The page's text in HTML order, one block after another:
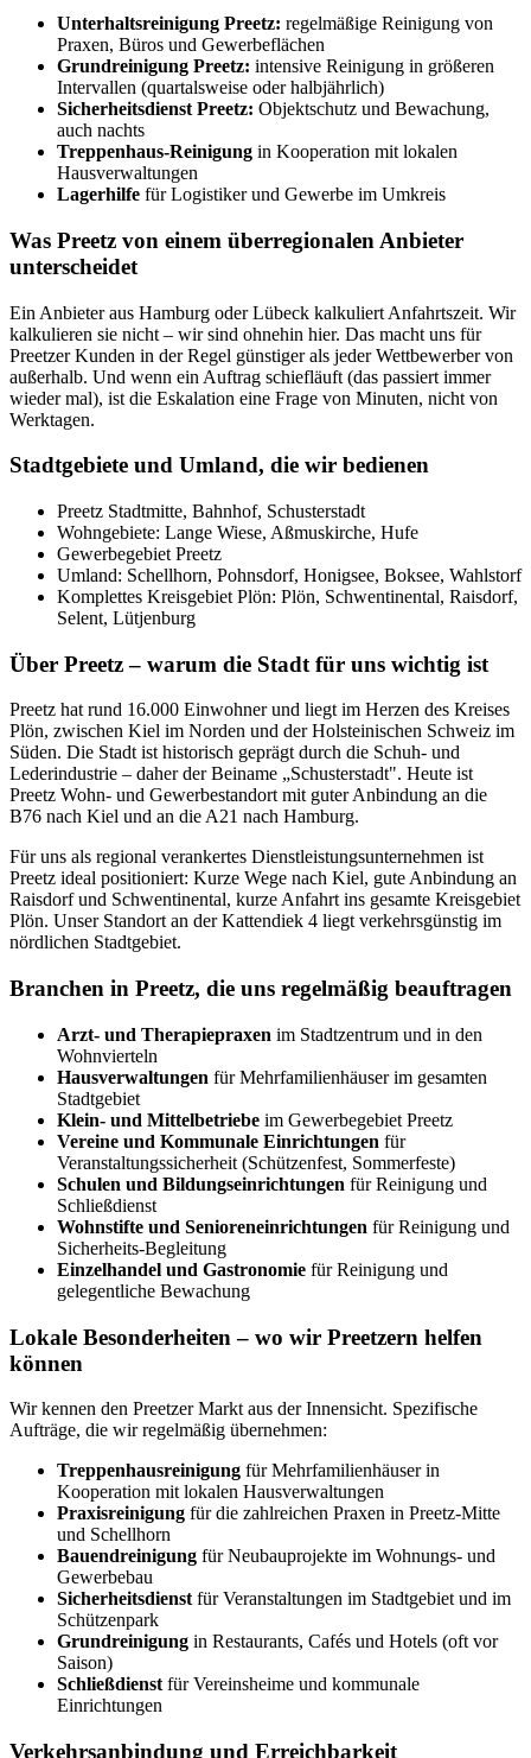
Unterhaltsreinigung Preetz: regelmäßige Reinigung von
Praxen, Büros und Gewerbeflächen
Grundreinigung Preetz: intensive Reinigung in größeren
Intervallen (quartalsweise oder halbjährlich)
Sicherheitsdienst Preetz: Objektschutz und Bewachung,
auch nachts
Treppenhaus-Reinigung in Kooperation mit lokalen
Hausverwaltungen
Lagerhilfe für Logistiker und Gewerbe im Umkreis
Was Preetz von einem überregionalen Anbieter
unterscheidet
Ein Anbieter aus Hamburg oder Lübeck kalkuliert Anfahrtszeit. Wir
kalkulieren sie nicht – wir sind ohnehin hier. Das macht uns für
Preetzer Kunden in der Regel günstiger als jeder Wettbewerber von
außerhalb. Und wenn ein Auftrag schiefläuft (das passiert immer
wieder mal), ist die Eskalation eine Frage von Minuten, nicht von
Werktagen.
Stadtgebiete und Umland, die wir bedienen
Preetz Stadtmitte, Bahnhof, Schusterstadt
Wohngebiete: Lange Wiese, Aßmuskirche, Hufe
Gewerbegebiet Preetz
Umland: Schellhorn, Pohnsdorf, Honigsee, Boksee, Wahlstorf
Komplettes Kreisgebiet Plön: Plön, Schwentinental, Raisdorf,
Selent, Lütjenburg
Über Preetz – warum die Stadt für uns wichtig ist
Preetz hat rund 16.000 Einwohner und liegt im Herzen des Kreises
Plön, zwischen Kiel im Norden und der Holsteinischen Schweiz im
Süden. Die Stadt ist historisch geprägt durch die Schuh- und
Lederindustrie – daher der Beiname „Schusterstadt". Heute ist
Preetz Wohn- und Gewerbestandort mit guter Anbindung an die
B76 nach Kiel und an die A21 nach Hamburg.
Für uns als regional verankertes Dienstleistungsunternehmen ist
Preetz ideal positioniert: Kurze Wege nach Kiel, gute Anbindung an
Raisdorf und Schwentinental, kurze Anfahrt ins gesamte Kreisgebiet
Plön. Unser Standort an der Kattendiek 4 liegt verkehrsgünstig im
nördlichen Stadtgebiet.
Branchen in Preetz, die uns regelmäßig beauftragen
Arzt- und Therapiepraxen im Stadtzentrum und in den
Wohnvierteln
Hausverwaltungen für Mehrfamilienhäuser im gesamten
Stadtgebiet
Klein- und Mittelbetriebe im Gewerbegebiet Preetz
Vereine und Kommunale Einrichtungen für
Veranstaltungssicherheit (Schützenfest, Sommerfeste)
Schulen und Bildungseinrichtungen für Reinigung und
Schließdienst
Wohnstifte und Senioreneinrichtungen für Reinigung und
Sicherheits-Begleitung
Einzelhandel und Gastronomie für Reinigung und
gelegentliche Bewachung
Lokale Besonderheiten – wo wir Preetzern helfen
können
Wir kennen den Preetzer Markt aus der Innensicht. Spezifische
Aufträge, die wir regelmäßig übernehmen:
Treppenhausreinigung für Mehrfamilienhäuser in
Kooperation mit lokalen Hausverwaltungen
Praxisreinigung für die zahlreichen Praxen in Preetz-Mitte
und Schellhorn
Bauendreinigung für Neubauprojekte im Wohnungs- und
Gewerbebau
Sicherheitsdienst für Veranstaltungen im Stadtgebiet und im
Schützenpark
Grundreinigung in Restaurants, Cafés und Hotels (oft vor
Saison)
Schließdienst für Vereinsheime und kommunale
Einrichtungen
Verkehrsanbindung und Erreichbarkeit